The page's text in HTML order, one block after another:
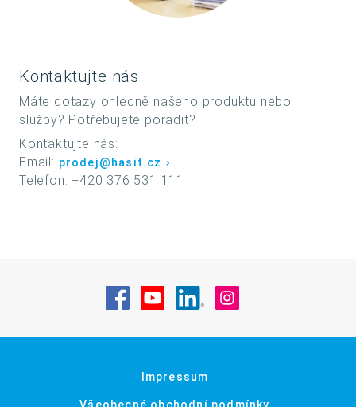
Kontaktujte nás
Máte dotazy ohledně našeho produktu nebo
služby? Potřebujete poradit?
Kontaktujte nás:
Email: prodej@hasit.cz
Telefon: +420 376 531 111
Navštivte nás na Facebook
Navštivte nás na YouTube
Navštivte nás na
Impressum